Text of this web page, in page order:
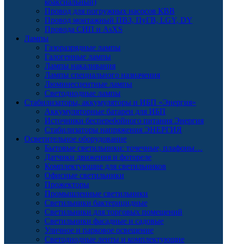
коаксиальный)
Провод для погружных насосов КВВ
Провод монтажный ПВЗ, ПуГВ, LGY, DY
Провода СИП и AsXS
Лампы
Газоразрядные лампы
Галогенные лампы
Лампы накаливания
Лампы специального назначения
Люминесцентные лампы
Светодиодные лампы
Стабилизаторы, аккумуляторы и ИБП «Энергия»
Аккумуляторные батареи для ИБП
Источники бесперебойного питания Энергия
Стабилизаторы напряжения ЭНЕРГИЯ
Осветительное оборудование
Бытовые светильники: точечные, плафоны…
Датчики движения и фотореле
Комплектующие для светильников
Офисные светильники
Прожекторы
Промышленные светильники
Светильники бактерицидные
Светильники для торговых помещений
Светильники фасадные и садовые
Уличное и парковое освещение
Светодиодные ленты и комплектующие